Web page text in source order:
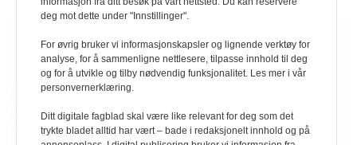
deg mot dette under "Innstillinger".
For øvrig bruker vi informasjonskapsler og lignende verktøy for
analyse, for å sammenligne nettlesere, tilpasse innhold til deg
og for å utvikle og tilby nødvendig funksjonalitet. Les mer i vår
personvernerklæring.
Ditt digitale fagblad skal være like relevant for deg som det
trykte bladet alltid har vært – bade i redaksjonelt innhold og på